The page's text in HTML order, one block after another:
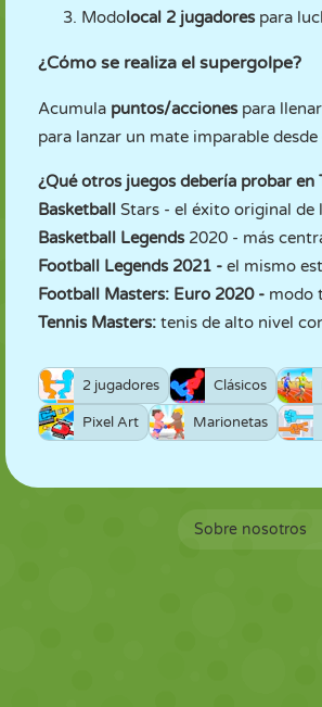
Modolocal 2 jugadores para
¿Cómo se realiza el supergolpe?
Acumula puntos/accionespara
para lanzar un mate imparable
¿Qué otros juegos debería probar en
Basketball Stars - el éxito original de
Basketball Legends2020 - más
Football Legends 2021 - el mismo
Football Masters: Euro 2020- modo
Tennis Masters: tenis de alto nivel
2 jugadores Clásicos
Pixel Art Marionetas
Sobre nosotros